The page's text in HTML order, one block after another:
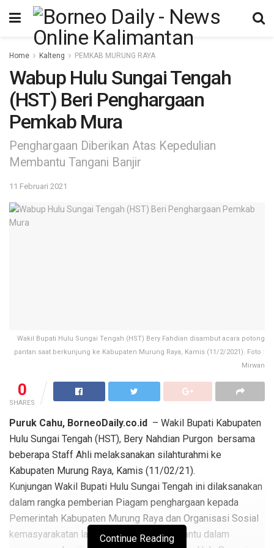
Home Kalteng PEMKAB MURUNG RAYA
Wabup Hulu Sungai Tengah
(HST) Beri Penghargaan
Pemkab Mura
Penghargaan Diberikan Atas Kepedulian
Membantu Tangani Banjir
11 Februari 2021
Wakil Bupati Hulu Sungai Tengah (HST) Bery Fahdian disambut acara potong
pantan saat berkunjung ke Kabupaten Murung Raya, Kamis (11/2/2021). Foto :
Mirwan
0
SHARES
Puruk Cahu, BorneoDaily.co.id – Wakil Bupati Kabupaten
Hulu Sungai Tengah (HST), Bery Nahdian Purgon bersama
beberapa Staff Ahli melaksanakan silahturahmi ke
Kabupaten Murung Raya, Kamis (11/02/21).
Kunjungan Wakil Bupati Hulu Sungai Tengah ini dilaksanakan
dalam rangka pemberian Piagam penghargaan kepada
Pemerintah Kabupaten Murung Raya dan Organisasi Sosial
kemasyarakatan lainnya yang turut membantu dalam
Continue Reading